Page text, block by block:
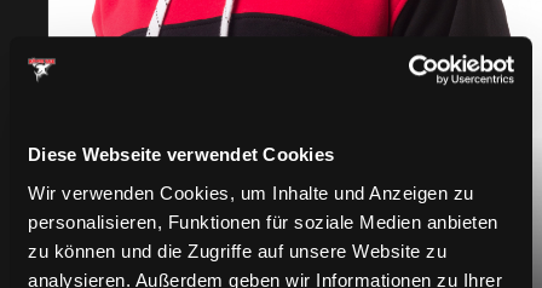
Diese Webseite verwendet Cookies
Wir verwenden Cookies, um Inhalte und Anzeigen zu
personalisieren, Funktionen für soziale Medien anbieten
zu können und die Zugriffe auf unsere Website zu
analysieren. Außerdem geben wir Informationen zu Ihrer
BEKLEIDUNG